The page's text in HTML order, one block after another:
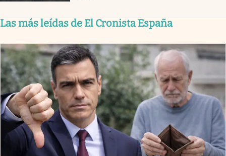
Las más leídas de El Cronista España